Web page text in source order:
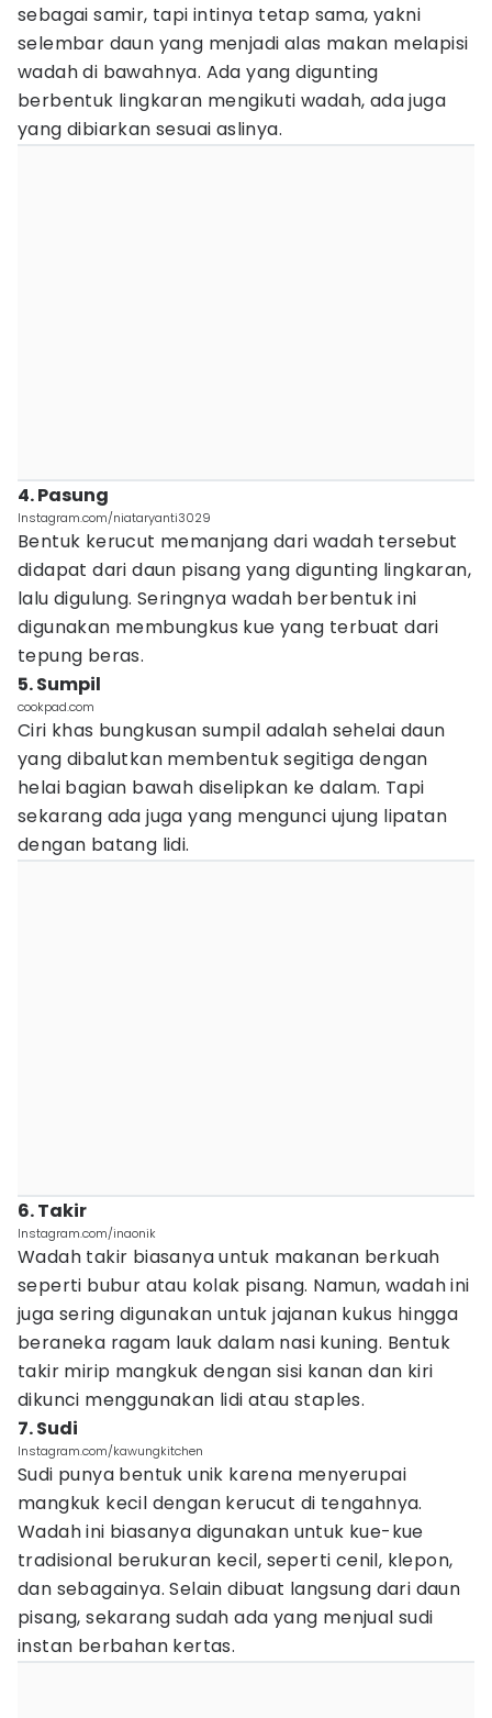
sebagai samir, tapi intinya tetap sama, yakni
selembar daun yang menjadi alas makan melapisi
wadah di bawahnya. Ada yang digunting
berbentuk lingkaran mengikuti wadah, ada juga
yang dibiarkan sesuai aslinya.
4. Pasung
Instagram.com/niataryanti3029
Bentuk kerucut memanjang dari wadah tersebut
didapat dari daun pisang yang digunting lingkaran,
lalu digulung. Seringnya wadah berbentuk ini
digunakan membungkus kue yang terbuat dari
tepung beras.
5. Sumpil
cookpad.com
Ciri khas bungkusan sumpil adalah sehelai daun
yang dibalutkan membentuk segitiga dengan
helai bagian bawah diselipkan ke dalam. Tapi
sekarang ada juga yang mengunci ujung lipatan
dengan batang lidi.
6. Takir
Instagram.com/inaonik
Wadah takir biasanya untuk makanan berkuah
seperti bubur atau kolak pisang. Namun, wadah ini
juga sering digunakan untuk jajanan kukus hingga
beraneka ragam lauk dalam nasi kuning. Bentuk
takir mirip mangkuk dengan sisi kanan dan kiri
dikunci menggunakan lidi atau staples.
7. Sudi
Instagram.com/kawungkitchen
Sudi punya bentuk unik karena menyerupai
mangkuk kecil dengan kerucut di tengahnya.
Wadah ini biasanya digunakan untuk kue-kue
tradisional berukuran kecil, seperti cenil, klepon,
dan sebagainya. Selain dibuat langsung dari daun
pisang, sekarang sudah ada yang menjual sudi
instan berbahan kertas.